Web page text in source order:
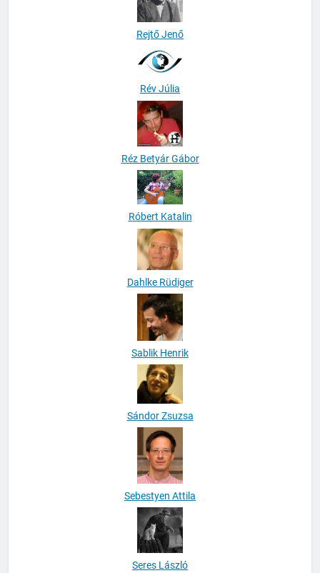
Rejtő Jenő
Rév Júlia
Réz Betyár Gábor
Róbert Katalin
Dahlke Rüdiger
Sablik Henrik
Sándor Zsuzsa
Sebestyen Attila
Seres László